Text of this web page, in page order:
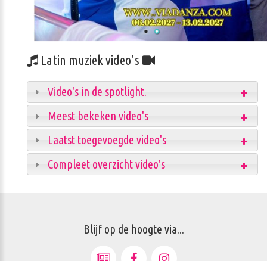
Latin muziek video's
Video's in de spotlight.
Meest bekeken video's
Laatst toegevoegde video's
Compleet overzicht video's
Blijf op de hoogte via...